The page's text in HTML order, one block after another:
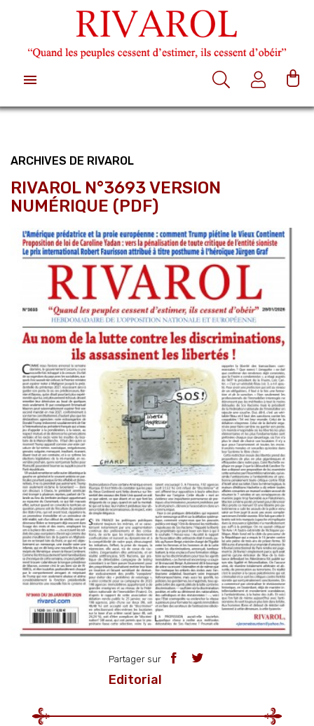

ARCHIVES DE RIVAROL
RIVAROL N°3693 VERSION
NUMÉRIQUE (PDF)
Partager sur
Editorial